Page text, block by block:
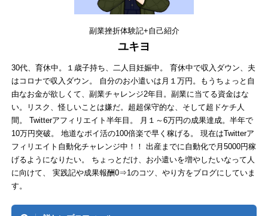
副業挫折体験記+自己紹介
ユキヨ
30代、育休中。１歳子持ち、二人目妊娠中。 育休中で収入ダウン、夫
はコロナで収入ダウン。 自分のお小遣いは月１万円。もうちょっと自
由なお金が欲しくて、副業チャレンジ2年目。副業に当てる資金はな
い。リスク、怪しいことは嫌だ。超超保守的な、そして超ドケチ人
間。 Twitterアフィリエイト半年目。 月１～6万円の成果達成。半年で
10万円突破。 地道なポイ活の100倍楽で早く稼げる。 現在はTwitterア
フィリエイト自動化チャレンジ中！！ 出産までに自動化で月5000円稼
げるようになりたい。 ちょっとだけ、お小遣いを増やしたいなって人
に向けて、 実践記や成果報酬0⇒1のコツ、やり方をブログにしていま
す。